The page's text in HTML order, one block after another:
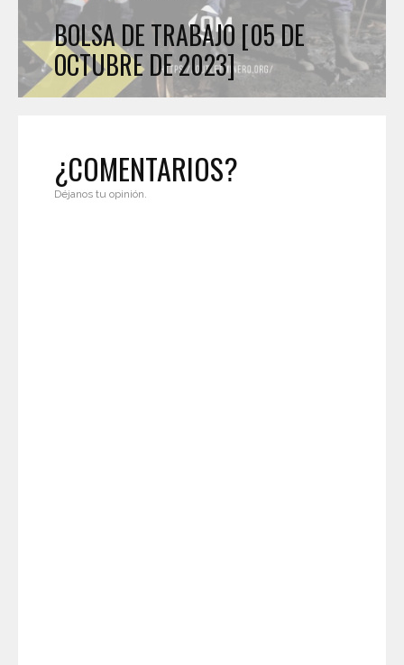
BOLSA DE TRABAJO [05 DE
OCTUBRE DE 2023]
¿COMENTARIOS?
Déjanos tu opinión.